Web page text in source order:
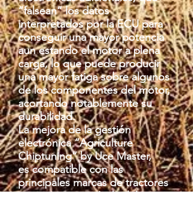
“falsean” los datos
interpretados por la ECU para
conseguir una mayor potencia
aun estando el motor a plena
carga, lo que puede producir
una mayor fatiga sobre algunos
de los componentes del motor,
acortando notablemente su
durabilidad.
La mejora de la gestión
electrónica “Agriculture
Chiptuning” by Uce Master,
es compatible con las
principales marcas de tractores
y maquinaria agrícola del